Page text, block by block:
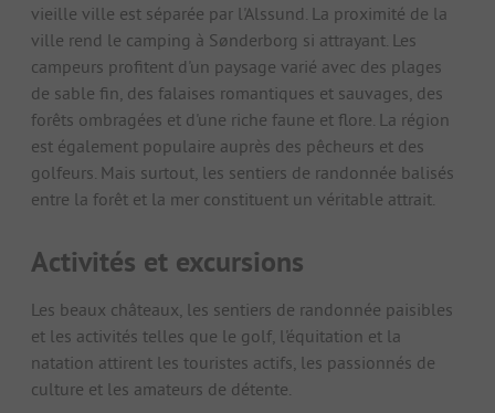
vieille ville est séparée par l'Alssund. La proximité de la
ville rend le camping à Sønderborg si attrayant. Les
campeurs profitent d'un paysage varié avec des plages
de sable fin, des falaises romantiques et sauvages, des
forêts ombragées et d'une riche faune et flore. La région
est également populaire auprès des pêcheurs et des
golfeurs. Mais surtout, les sentiers de randonnée balisés
entre la forêt et la mer constituent un véritable attrait.
Activités et excursions
Les beaux châteaux, les sentiers de randonnée paisibles
et les activités telles que le golf, l'équitation et la
natation attirent les touristes actifs, les passionnés de
culture et les amateurs de détente.